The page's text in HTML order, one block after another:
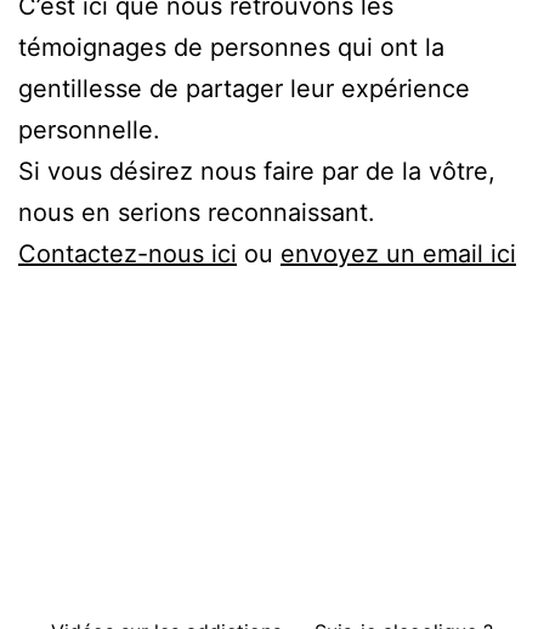
témoignages de personnes qui ont la
gentillesse de partager leur expérience
personnelle.
Si vous désirez nous faire par de la vôtre,
nous en serions reconnaissant.
Contactez-nous ici ou envoyez un email ici